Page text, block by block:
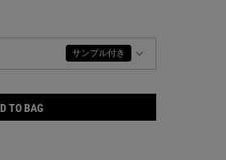
を選択してください
サンプル付き
TO BAG